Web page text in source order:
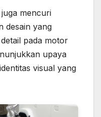
mencuri
desain yang
pada motor
upaya
visual yang